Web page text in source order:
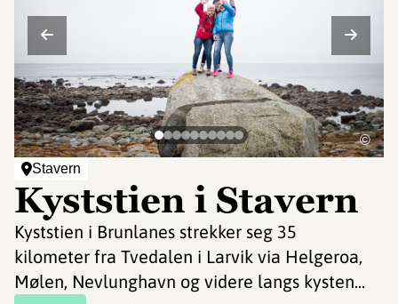
Stavern
Kyststien i Stavern
Kyststien i Brunlanes strekker seg 35
kilometer fra Tvedalen i Larvik via Helgeroa,
Mølen, Nevlunghavn og videre langs kysten...
©